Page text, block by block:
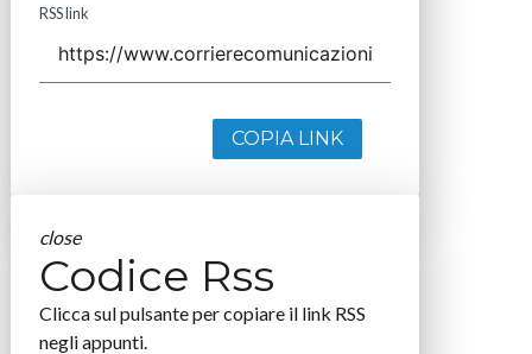
RSS link
COPIA LINK
close
Codice Rss
Clicca sul pulsante per copiare il link RSS
negli appunti.